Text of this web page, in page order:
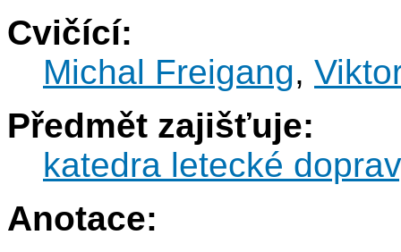
Cvičící:
Michal Freigang,
Předmět zajišťuje:
katedra letecké
Anotace: